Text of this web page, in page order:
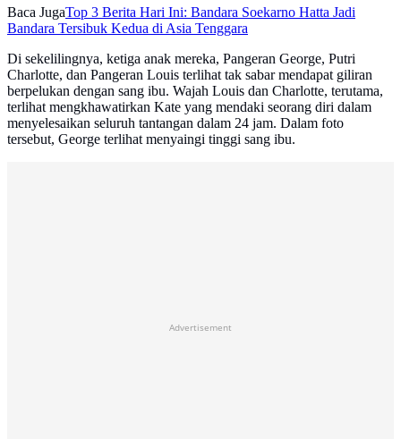
Baca JugaTop 3 Berita Hari Ini: Bandara Soekarno Hatta Jadi
Bandara Tersibuk Kedua di Asia Tenggara
Di sekelilingnya, ketiga anak mereka, Pangeran George, Putri
Charlotte, dan Pangeran Louis terlihat tak sabar mendapat giliran
berpelukan dengan sang ibu. Wajah Louis dan Charlotte, terutama,
terlihat mengkhawatirkan Kate yang mendaki seorang diri dalam
menyelesaikan seluruh tantangan dalam 24 jam. Dalam foto
tersebut, George terlihat menyaingi tinggi sang ibu.
Advertisement